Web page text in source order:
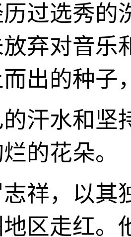
过选秀的
弃对音乐
而出的种子
汗水和坚
的花朵。
祥，以其
区走红。